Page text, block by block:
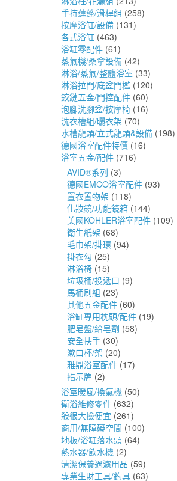
手持蓮蓬/滑桿組 (258)
按摩浴缸/設備 (131)
各式浴缸 (463)
浴缸零配件 (61)
蒸氣機/桑拿設備 (42)
淋浴/蒸氣/整體浴室 (33)
淋浴拉門/底盆門檻 (120)
鉸鏈五金/門控配件 (60)
泡腳洗腳盆/按摩椅 (16)
洗衣槽組/曬衣架 (70)
水槽龍頭/立式龍頭&設備 (198)
德國浴室配件特價 (16)
浴室五金/配件 (716)
AVID®系列 (3)
德國EMCO浴室配件 (93)
置衣置物架 (118)
化妝鏡/功能鏡箱 (144)
美國KOHLER浴室配件 (109)
衛生紙架 (68)
毛巾架/掛環 (94)
掛衣勾 (25)
淋浴椅 (15)
垃圾桶/投遞口 (9)
馬桶刷組 (23)
其他五金配件 (60)
浴缸專用枕頭/配件 (19)
肥皂盤/給皂劑 (58)
安全扶手 (30)
漱口杯/架 (20)
雅鼎浴室配件 (17)
指示牌 (2)
浴室暖風/換氣機 (50)
衛浴維修零件 (632)
殺很大撿便宜 (261)
商用/無障礙空間 (100)
地板/浴缸落水頭 (64)
熱水器/飲水機 (2)
清潔保養過濾用品 (59)
專業生財工具/釣具 (63)